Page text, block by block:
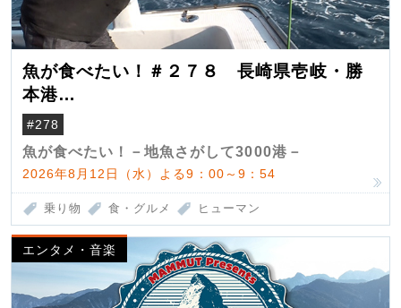
魚が食べたい！＃２７８ 長崎県壱岐・勝
本港
（クロマグロ）
#278
魚が食べたい！－地魚さがして3000港－
2026年8月12日（水）よる9：00～9：54
乗り物 食・グルメ ヒューマン
エンタメ・音楽